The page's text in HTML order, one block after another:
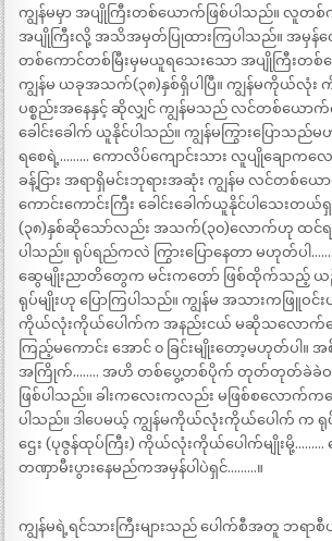
ကျွန်မမှာ အပျိုကြီးတစ်ယောက်ဖြစ်ပါသည်။ လူတ
အပျိုကြီးလို့ အသိအမှတ်ပြုထားကြပါသည်။ အမှန်
တစ်ကောင်တစ်မြီးမှမယူရသေးသော အပျိုကြီးတစ်
ကျွန်မ ယခုအသက်(၃၈)နှစ်ရှိပါပြီ။ ကျွန်မကိုယ်လုံး
ပစ္စည်းအနေနှင့် ဆိုလျှင် ကျွန်မသည် လင်တစ်ယောက်
ခေါင်းခေါက် ယူနိုင်ပါသည်။ ကျွန်မကြွားပြောသည်မ
ရစေရဲ့……… ကောလိပ်ကျောင်းသား လူပျိုချော
ခန့်ငြား အရာရှိမင်းဘုရားအဆုံး ကျွန်မ လင်တစ်ယ
ကောင်းကောင်းကြီး ခေါင်းခေါက်ယူနိုင်ပါသေးတ
(၃၈)နှစ်ဆိုသော်လည်း အသက်(၃၀)လောက်ဟု ထင်ရအ
ပါသည်။ ရုပ်ရည်ကလဲ ကြွားပြောနေတာ မဟုတ်ပါ
ဆွေမျိုးညာတိတွေက မင်းကတော် ဖြစ်ထိုက်သည့် ယဉ်
ရုပ်မျိုးဟု ပြောကြပါသည်။ ကျွန်မ အသားကဖြူဝင်း
ကိုယ်လုံးကိုယ်ပေါက်က အနည်းငယ် မဆိုသလောက်လေ
ကြည့်မကောင်း အောင် ၀ ခြင်းမျိုးတော့မဟုတ်ပါ
အကြိုက်…….. အဟိ တစ်ပွေ့တစ်ပိုက် တုတ်တုတ်ခဲခဲဝခြင်
ဖြစ်ပါသည်။ ခါးကလေးကလည်း မဖြစ်စလောက်
ပါသည်။ ဒါပေမယ့် ကျွန်မကိုယ်လုံးကိုယ်ပေါက် က ရုပ်ရှ
ဌေး (ပုဇွန်ထုပ်ကြီး) ကိုယ်လုံးကိုယ်ပေါက်မျိုးမို့……… ယ
တဏှာမီးပွားနေမည်ကအမှန်ပါပဲရှင်………။
ကျွန်မရဲ့ရင်သားကြီးများသည် ပေါက်စီအတူ ဘရာစီ